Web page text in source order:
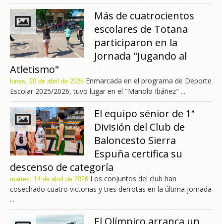
Más de cuatrocientos
escolares de Totana
participaron en la
Jornada "Jugando al
Atletismo"
lunes, 20 de abril de 2026 Enmarcada en el programa de Deporte
Escolar 2025/2026, tuvo lugar en el "Manolo Ibáñez" ...
El equipo sénior de 1ª
División del Club de
Baloncesto Sierra
Espuña certifica su
descenso de categoría
martes, 14 de abril de 2026 Los conjuntos del club han
cosechado cuatro victorias y tres derrotas en la última jornada
...
El Olímpico arranca un